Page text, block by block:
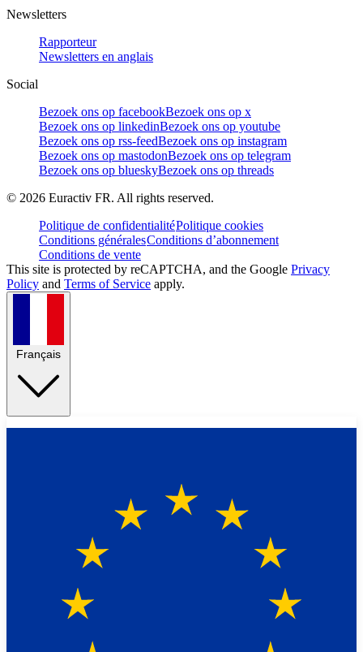
Newsletters
Rapporteur
Newsletters en anglais
Social
Bezoek ons op facebookBezoek ons op x
Bezoek ons op linkedinBezoek ons op youtube
Bezoek ons op rss-feedBezoek ons op instagram
Bezoek ons op mastodonBezoek ons op telegram
Bezoek ons op blueskyBezoek ons op threads
© 2026 Euractiv FR. All rights reserved.
Politique de confidentialitéPolitique cookies
Conditions généralesConditions d’abonnement
Conditions de vente
This site is protected by reCAPTCHA, and the Google Privacy
Policy and Terms of Service apply.
Français